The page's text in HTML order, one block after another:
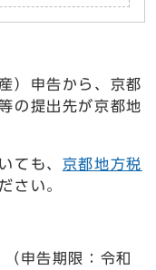
）申告から、京都
の提出先が京都地
ても、 京都地方税
さい。
申告期限：令和